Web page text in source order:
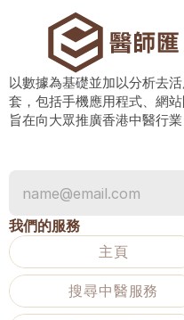
以數據為基礎並加以分析去
套，包括手機應用程式、網站
旨在向大眾推廣香港中醫行
我們的服務
主頁
搜尋中醫服務